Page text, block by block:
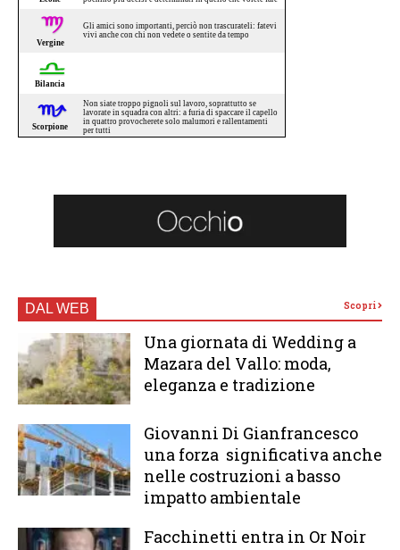
DAL WEB Scopri
Una giornata di Wedding a
Mazara del Vallo: moda,
eleganza e tradizione
Giovanni Di Gianfrancesco
una forza significativa anche
nelle costruzioni a basso
impatto ambientale
Facchinetti entra in Or Noir